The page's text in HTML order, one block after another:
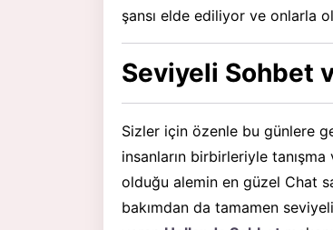
şansı elde ediliyor ve onlarla
Seviyeli Sohbet
Sizler için özenle bu günlere
insanların birbirleriyle
olduğu alemin en güzel Chat
bakımdan da tamamen